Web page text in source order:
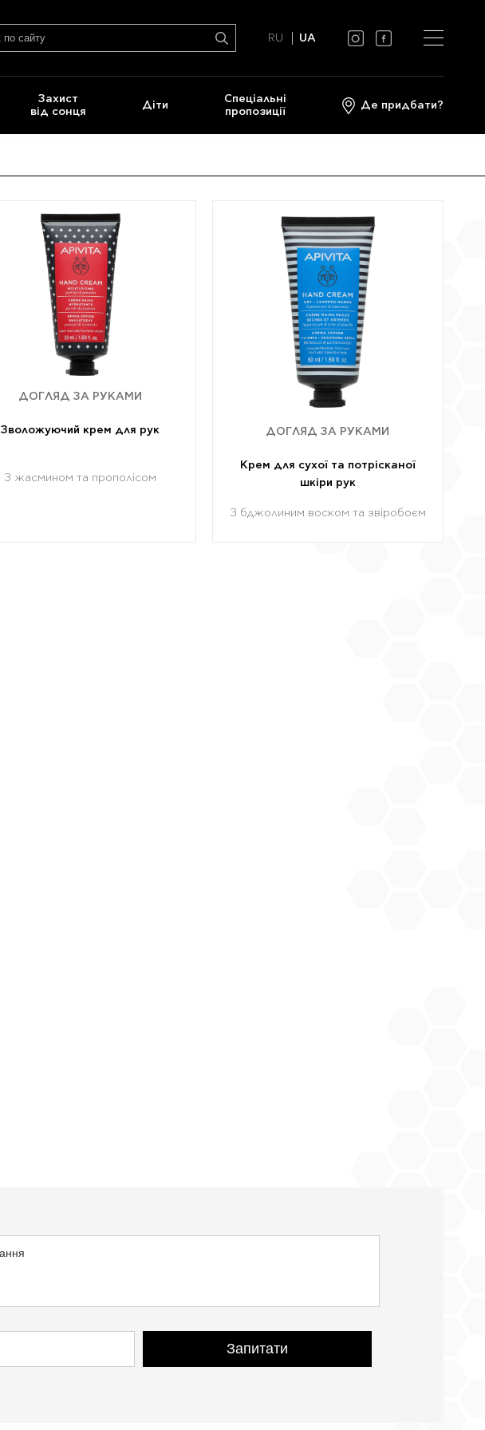
RU UA
Захист
від сонця
Діти
Спеціальні
пропозиції
Де придбати?
ДОГЛЯД ЗА РУКАМИ
Зволожуючий крем для рук
З жасмином та прополісом
ДОГЛЯД ЗА РУКАМИ
Крем для сухої та потрісканої
шкіри рук
З бджолиним воском та звіробоєм
Запитати